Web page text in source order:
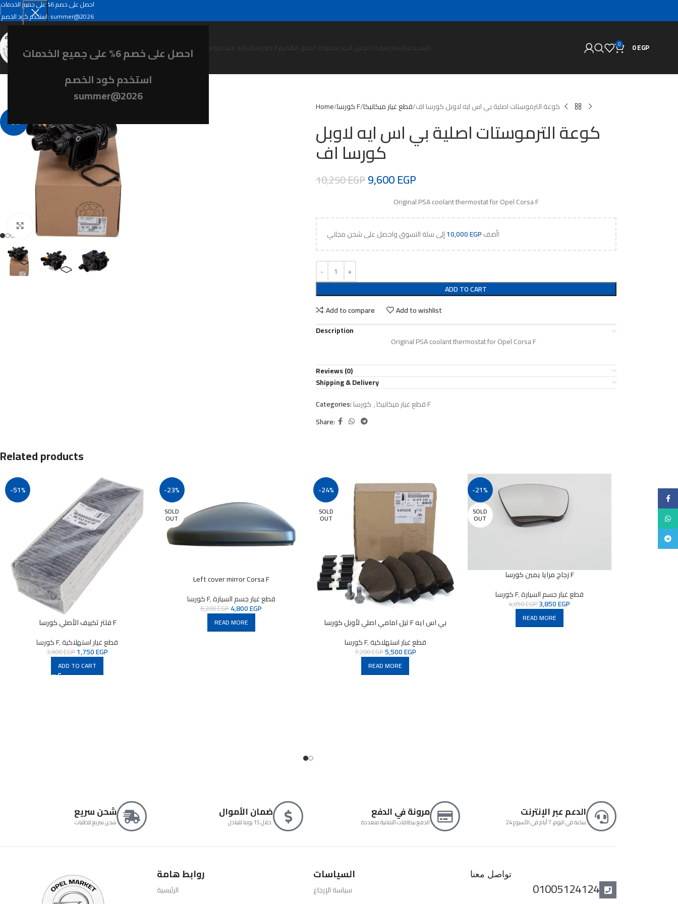
احصل على خصم 6% على جميع الخدمات
استخدم كود الخصم
summer@2026
احصل على خصم 6% على جميع الخدمات
استخدم كود الخصم:summer@2026
0 0EGP
-6%
Click to enlarge
Home كورسا F قطع غيار ميكانيكا كوعة الترموستات اصلية بي اس ايه لاوبل كورسا اف
كوعة الترموستات اصلية بي اس ايه لاوبل
كورسا اف
10,250EGP9,600EGP
Original PSA coolant thermostat for Opel Corsa F
أضف 10,000EGP إلى سلة التسوق واحصل على شحن مجاني!
ADD TO CART
Add to compare
Add to wishlist
Description
Original PSA coolant thermostat for Opel Corsa F
Reviews (0)
Shipping & Delivery
Categories:
قطع غيار ميكانيكا,
كورسا F
Share:
Related products
-51%
فلتر تكييف الأصلي كورسا F
كورسا F,قطع غيار استهلاكية
3,600EGP1,750EGP
ADD TO CART
-23%
SOLD
OUT
Left cover mirror Corsa F
كورسا F,قطع غيار جسم السيارة
6,200EGP4,800EGP
READ MORE
-24%
SOLD
OUT
تيل امامي اصلي لأوبل كورسا F بي اس ايه
كورسا F,قطع غيار استهلاكية
7,200EGP5,500EGP
READ MORE
-21%
SOLD
OUT
زجاج مرايا يمين كورسا F
كورسا F,قطع غيار جسم السيارة
4,850EGP3,850EGP
READ MORE
شحن سريع
شحن سريع للطلبات
ضمان الأموال
خلال 15 يوما للتبادل.
مرونة في الدفع
الدفع ببطاقات ائتمانية متعددة
الدعم عبر الإنترنت
24 ساعة في اليوم، 7 أيام في الأسبوع
روابط هامة
الرئيسية
السياسات
سياسة الإرجاع
تواصل معنا
01005124124